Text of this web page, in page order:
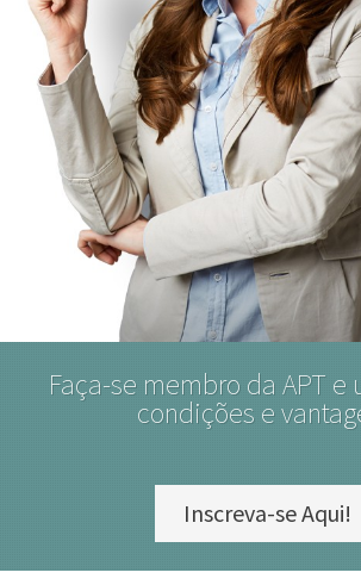
Faça-se membro da APT e
condições e
Inscreva-se Aqui!